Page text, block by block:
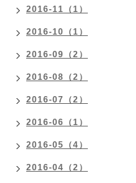
2016-11（1）
2016-10（1）
2016-09（2）
2016-08（2）
2016-07（2）
2016-06（1）
2016-05（4）
2016-04（2）